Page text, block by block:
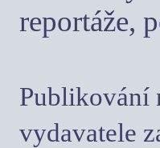
reportáže,
Publikování
vydavatele